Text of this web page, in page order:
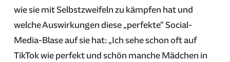
wie sie mit Selbstzweifeln zu kämpfen hat und
welche Auswirkungen diese „perfekte“ Social-
Media-Blase auf sie hat: „Ich sehe schon oft auf
TikTok wie perfekt und schön manche Mädchen in